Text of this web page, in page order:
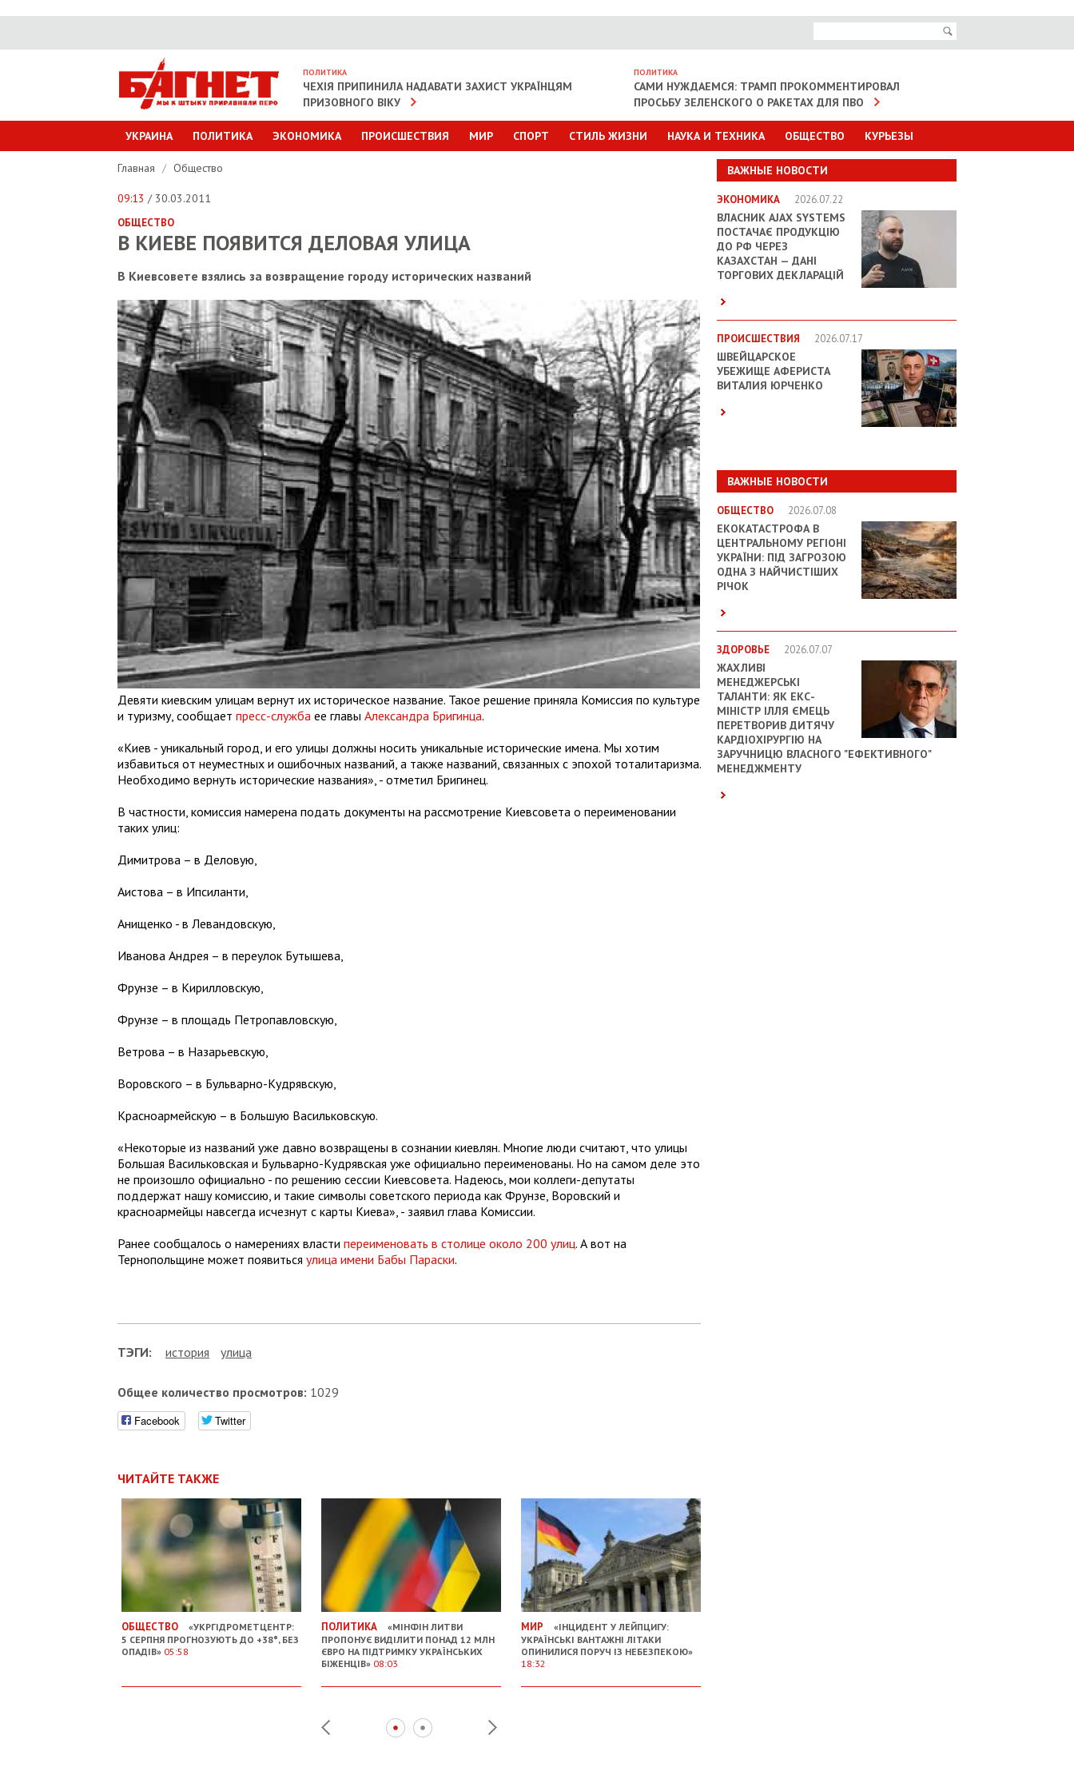
ПОЛИТИКА
ЧЕХІЯ ПРИПИНИЛА НАДАВАТИ ЗАХИСТ УКРАЇНЦЯМ
ПРИЗОВНОГО ВІКУ
ПОЛИТИКА
САМИ НУЖДАЕМСЯ: ТРАМП ПРОКОММЕНТИРОВАЛ
ПРОСЬБУ ЗЕЛЕНСКОГО О РАКЕТАХ ДЛЯ ПВО
УКРАИНА ПОЛИТИКА ЭКОНОМИКА ПРОИСШЕСТВИЯ МИР СПОРТ СТИЛЬ ЖИЗНИ НАУКА И ТЕХНИКА ОБЩЕСТВО КУРЬЕЗЫ
ВАЖНЫЕ НОВОСТИ
ЭКОНОМИКА 2026.07.22
ВЛАСНИК AJAX SYSTEMS
ПОСТАЧАЄ ПРОДУКЦІЮ
ДО РФ ЧЕРЕЗ
КАЗАХСТАН — ДАНІ
ТОРГОВИХ ДЕКЛАРАЦІЙ
ПРОИСШЕСТВИЯ 2026.07.17
ШВЕЙЦАРСКОЕ
УБЕЖИЩЕ АФЕРИСТА
ВИТАЛИЯ ЮРЧЕНКО
ВАЖНЫЕ НОВОСТИ
ОБЩЕСТВО 2026.07.08
ЕКОКАТАСТРОФА В
ЦЕНТРАЛЬНОМУ РЕГІОНІ
УКРАЇНИ: ПІД ЗАГРОЗОЮ
ОДНА З НАЙЧИСТІШИХ
РІЧОК
ЗДОРОВЬЕ 2026.07.07
ЖАХЛИВІ
МЕНЕДЖЕРСЬКІ
ТАЛАНТИ: ЯК ЕКС-
МІНІСТР ІЛЛЯ ЄМЕЦЬ
ПЕРЕТВОРИВ ДИТЯЧУ
КАРДІОХІРУРГІЮ НА
ЗАРУЧНИЦЮ ВЛАСНОГО "ЕФЕКТИВНОГО"
МЕНЕДЖМЕНТУ
Главная / Общество
09:13 / 30.03.2011
ОБЩЕСТВО
В КИЕВЕ ПОЯВИТСЯ ДЕЛОВАЯ УЛИЦА
В Киевсовете взялись за возвращение городу исторических названий
Девяти киевским улицам вернут их историческое название. Такое решение приняла Комиссия по культуре
и туризму, сообщает пресс-служба ее главы Александра Бригинца.
«Киев - уникальный город, и его улицы должны носить уникальные исторические имена. Мы хотим
избавиться от неуместных и ошибочных названий, а также названий, связанных с эпохой тоталитаризма.
Необходимо вернуть исторические названия», - отметил Бригинец.
В частности, комиссия намерена подать документы на рассмотрение Киевсовета о переименовании
таких улиц:
Димитрова – в Деловую,
Аистова – в Ипсиланти,
Анищенко - в Левандовскую,
Иванова Андрея – в переулок Бутышева,
Фрунзе – в Кирилловскую,
Фрунзе – в площадь Петропавловскую,
Ветрова – в Назарьевскую,
Воровского – в Бульварно-Кудрявскую,
Красноармейскую – в Большую Васильковскую.
«Некоторые из названий уже давно возвращены в сознании киевлян. Многие люди считают, что улицы
Большая Васильковская и Бульварно-Кудрявская уже официально переименованы. Но на самом деле это
не произошло официально - по решению сессии Киевсовета. Надеюсь, мои коллеги-депутаты
поддержат нашу комиссию, и такие символы советского периода как Фрунзе, Воровский и
красноармейцы навсегда исчезнут с карты Киева», - заявил глава Комиссии.
Ранее сообщалось о намерениях власти переименовать в столице около 200 улиц. А вот на
Тернопольщине может появиться улица имени Бабы Параски.
ТЭГИ: история улица
Общее количество просмотров: 1029
Facebook Twitter
ЧИТАЙТЕ ТАКЖЕ
ОБЩЕСТВО
«УКРГІДРОМЕТЦЕНТР:
5 СЕРПНЯ ПРОГНОЗУЮТЬ ДО +38°, БЕЗ
ОПАДІВ» 05:58
ПОЛИТИКА
«МІНФІН ЛИТВИ
ПРОПОНУЄ ВИДІЛИТИ ПОНАД 12 МЛН
ЄВРО НА ПІДТРИМКУ УКРАЇНСЬКИХ
БІЖЕНЦІВ» 08:03
МИР
«ІНЦИДЕНТ У ЛЕЙПЦИГУ:
УКРАЇНСЬКІ ВАНТАЖНІ ЛІТАКИ
ОПИНИЛИСЯ ПОРУЧ ІЗ НЕБЕЗПЕКОЮ»
18:32